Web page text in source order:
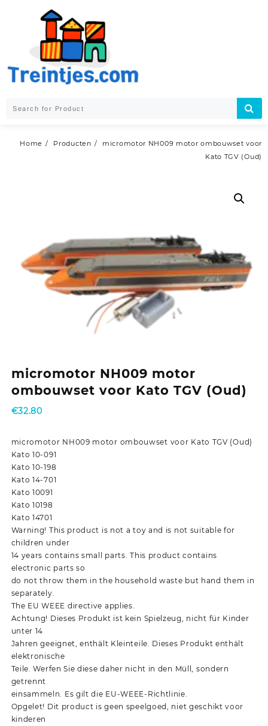
Home Producten
micromotor NH009 motor ombouwset voor
Kato TGV (Oud)
micromotor NH009 motor
ombouwset voor Kato TGV (Oud)
€32.80
micromotor NH009 motor ombouwset voor Kato TGV (Oud)
Kato 10-091
Kato 10-198
Kato 14-701
Kato 10091
Kato 10198
Kato 14701
Warning! This product is not a toy and is not suitable for
children under
14 years contains small parts. This product contains
electronic parts so
do not throw them in the household waste but hand them in
separately.
The EU WEEE directive applies.
Achtung! Dieses Produkt ist kein Spielzeug, nicht für Kinder
unter 14
Jahren geeignet, enthält Kleinteile. Dieses Produkt enthält
elektronische
Teile. Werfen Sie diese daher nicht in den Müll, sondern
getrennt
einsammeln. Es gilt die EU-WEEE-Richtlinie.
Opgelet! Dit product is geen speelgoed, niet geschikt voor
kinderen